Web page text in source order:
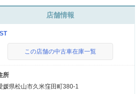
店舗情報
この店舗の中古車在庫一覧
所
媛県松山市久米窪田町380-1